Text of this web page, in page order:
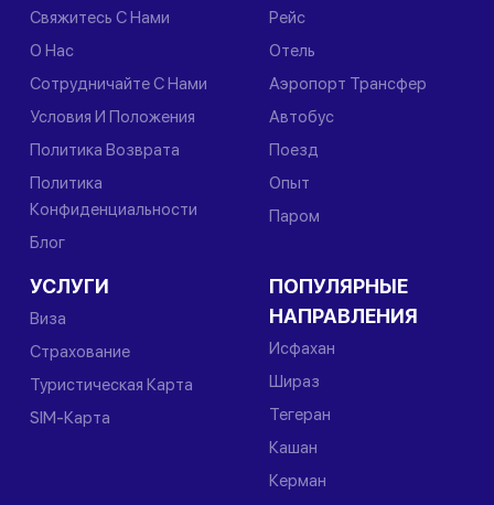
Свяжитесь С Нами
О Нас
Сотрудничайте С Нами
Условия И Положения
Политика Возврата
Политика
Конфиденциальности
Блог
Рейс
Отель
Аэропорт Трансфер
Автобус
Поезд
Опыт
Паром
УСЛУГИ
Виза
Страхование
Туристическая Карта
SIM-Карта
ПОПУЛЯРНЫЕ
НАПРАВЛЕНИЯ
Исфахан
Шираз
Тегеран
Кашан
Керман